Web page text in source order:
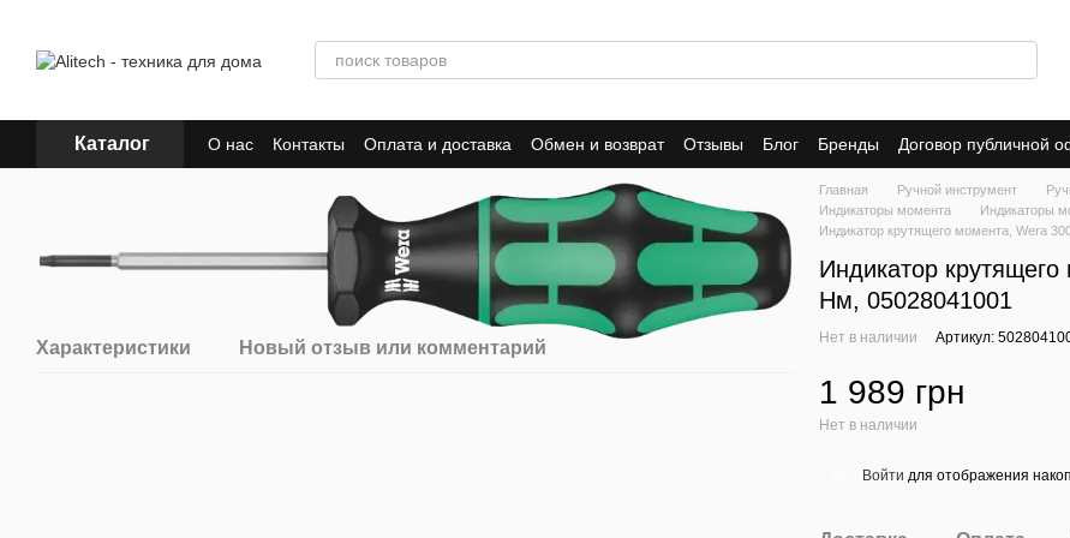
Каталог О нас Контакты Оплата и доставка Обмен и возврат Отзывы Блог Бренды Договор публичной
Характеристики Новый отзыв или комментарий
Главная Ручной инструмент
Индикаторы момента
Индикаторы
Индикатор крутящего момента, Wera
Индикатор
Нм, 05028041001
Нет в наличии Артикул:
1 989 грн
Нет в наличии
Войти для отображения